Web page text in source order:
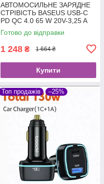
АВТОМОСИЛЬНЕ ЗАРЯДНЕ
СТРІВІСТЬ BASEUS USB-C
PD QC 4.0 65 W 20V-3,25 A
ДЛЯ НОУТБУКІВ
Готово до відправки
1 248 ₴ 1 664 ₴
Купити
Топ продажів –25%